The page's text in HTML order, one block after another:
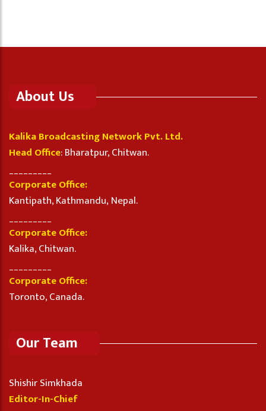
About Us
Kalika Broadcasting Network Pvt. Ltd.
Head Office: Bharatpur, Chitwan.
Corporate Office:
Kantipath, Kathmandu, Nepal.
Corporate Office:
Kalika, Chitwan.
Corporate Office:
Toronto, Canada.
Our Team
Shishir Simkhada
Editor-In-Chief